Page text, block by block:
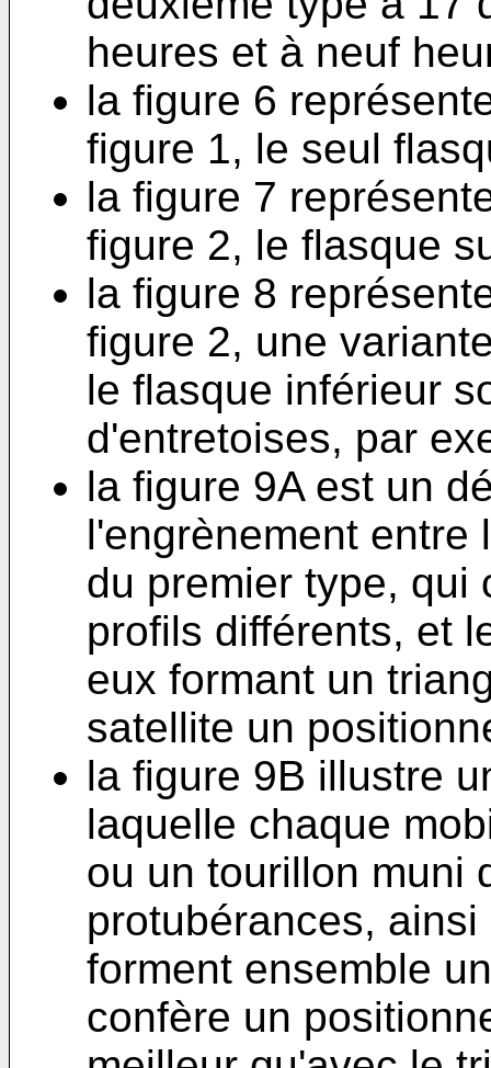
heures et à neuf
la figure 6
figure 1, le seul
la figure 7
figure 2, le flasque
la figure 8
figure 2, une
le flasque inférieur
d'entretoises, par
la figure 9A est un
l'engrènement entre
du premier type, qui
profils différents, et
eux formant un
satellite un
la figure 9B illustre
laquelle chaque
ou un tourillon muni
protubérances,
forment ensemble
confère un